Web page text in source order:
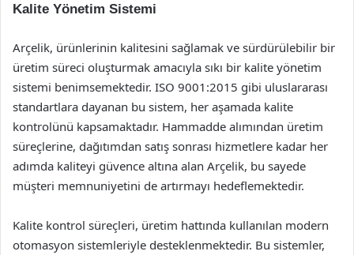
Kalite Yönetim Sistemi
Arçelik, ürünlerinin kalitesini sağlamak ve sürdürülebilir bir
üretim süreci oluşturmak amacıyla sıkı bir kalite yönetim
sistemi benimsemektedir. ISO 9001:2015 gibi uluslararası
standartlara dayanan bu sistem, her aşamada kalite
kontrolünü kapsamaktadır. Hammadde alımından üretim
süreçlerine, dağıtımdan satış sonrası hizmetlere kadar her
adımda kaliteyi güvence altına alan Arçelik, bu sayede
müşteri memnuniyetini de artırmayı hedeflemektedir.
Kalite kontrol süreçleri, üretim hattında kullanılan modern
otomasyon sistemleriyle desteklenmektedir. Bu sistemler,